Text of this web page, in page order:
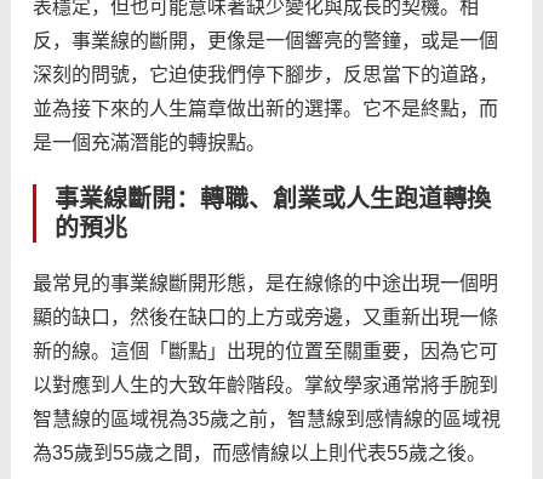
表穩定，但也可能意味著缺少變化與成長的契機。相
反，事業線的斷開，更像是一個響亮的警鐘，或是一個
深刻的問號，它迫使我們停下腳步，反思當下的道路，
並為接下來的人生篇章做出新的選擇。它不是終點，而
是一個充滿潛能的轉捩點。
事業線斷開：轉職、創業或人生跑道轉換
的預兆
最常見的事業線斷開形態，是在線條的中途出現一個明
顯的缺口，然後在缺口的上方或旁邊，又重新出現一條
新的線。這個「斷點」出現的位置至關重要，因為它可
以對應到人生的大致年齡階段。掌紋學家通常將手腕到
智慧線的區域視為35歲之前，智慧線到感情線的區域視
為35歲到55歲之間，而感情線以上則代表55歲之後。